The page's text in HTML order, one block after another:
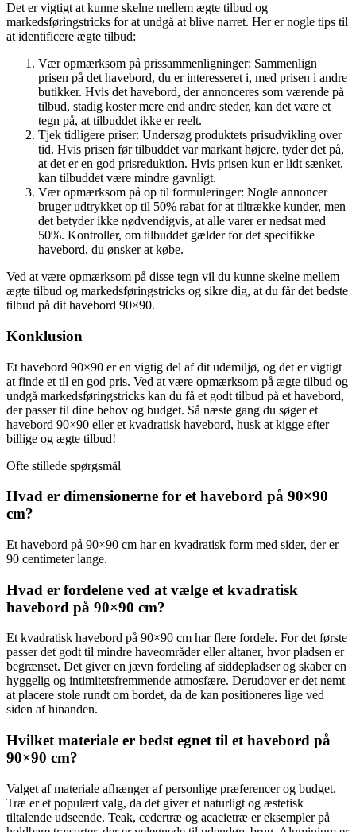
Det er vigtigt at kunne skelne mellem ægte tilbud og
markedsføringstricks for at undgå at blive narret. Her er nogle tips til
at identificere ægte tilbud:
Vær opmærksom på prissammenligninger: Sammenlign
prisen på det havebord, du er interesseret i, med prisen i andre
butikker. Hvis det havebord, der annonceres som værende på
tilbud, stadig koster mere end andre steder, kan det være et
tegn på, at tilbuddet ikke er reelt.
Tjek tidligere priser: Undersøg produktets prisudvikling over
tid. Hvis prisen før tilbuddet var markant højere, tyder det på,
at det er en god prisreduktion. Hvis prisen kun er lidt sænket,
kan tilbuddet være mindre gavnligt.
Vær opmærksom på op til formuleringer: Nogle annoncer
bruger udtrykket op til 50% rabat for at tiltrække kunder, men
det betyder ikke nødvendigvis, at alle varer er nedsat med
50%. Kontroller, om tilbuddet gælder for det specifikke
havebord, du ønsker at købe.
Ved at være opmærksom på disse tegn vil du kunne skelne mellem
ægte tilbud og markedsføringstricks og sikre dig, at du får det bedste
tilbud på dit havebord 90×90.
Konklusion
Et havebord 90×90 er en vigtig del af dit udemiljø, og det er vigtigt
at finde et til en god pris. Ved at være opmærksom på ægte tilbud og
undgå markedsføringstricks kan du få et godt tilbud på et havebord,
der passer til dine behov og budget. Så næste gang du søger et
havebord 90×90 eller et kvadratisk havebord, husk at kigge efter
billige og ægte tilbud!
Ofte stillede spørgsmål
Hvad er dimensionerne for et havebord på 90×90
cm?
Et havebord på 90×90 cm har en kvadratisk form med sider, der er
90 centimeter lange.
Hvad er fordelene ved at vælge et kvadratisk
havebord på 90×90 cm?
Et kvadratisk havebord på 90×90 cm har flere fordele. For det første
passer det godt til mindre haveområder eller altaner, hvor pladsen er
begrænset. Det giver en jævn fordeling af siddepladser og skaber en
hyggelig og intimitetsfremmende atmosfære. Derudover er det nemt
at placere stole rundt om bordet, da de kan positioneres lige ved
siden af hinanden.
Hvilket materiale er bedst egnet til et havebord på
90×90 cm?
Valget af materiale afhænger af personlige præferencer og budget.
Træ er et populært valg, da det giver et naturligt og æstetisk
tiltalende udseende. Teak, cedertræ og acacietræ er eksempler på